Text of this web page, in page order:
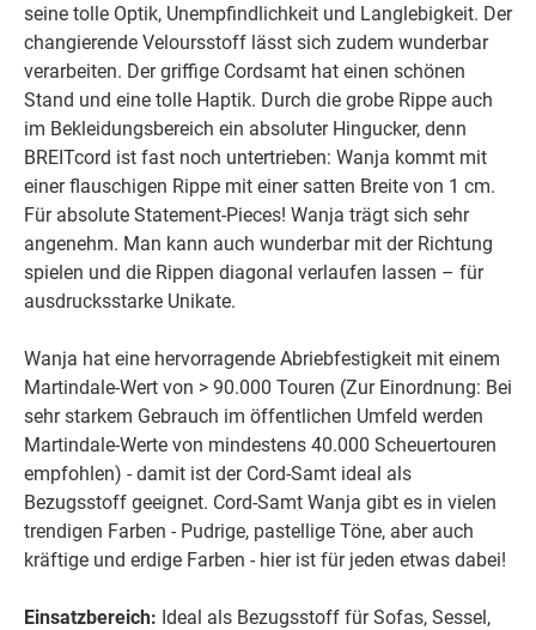
seine tolle Optik, Unempfindlichkeit und Langlebigkeit. Der
changierende Veloursstoff lässt sich zudem wunderbar
verarbeiten. Der griffige Cordsamt hat einen schönen
Stand und eine tolle Haptik. Durch die grobe Rippe auch
im Bekleidungsbereich ein absoluter Hingucker, denn
BREITcord ist fast noch untertrieben: Wanja kommt mit
einer flauschigen Rippe mit einer satten Breite von 1 cm.
Für absolute Statement-Pieces! Wanja trägt sich sehr
angenehm. Man kann auch wunderbar mit der Richtung
spielen und die Rippen diagonal verlaufen lassen – für
ausdrucksstarke Unikate.
Wanja hat eine hervorragende Abriebfestigkeit mit einem
Martindale-Wert von > 90.000 Touren (Zur Einordnung: Bei
sehr starkem Gebrauch im öffentlichen Umfeld werden
Martindale-Werte von mindestens 40.000 Scheuertouren
empfohlen) - damit ist der Cord-Samt ideal als
Bezugsstoff geeignet. Cord-Samt Wanja gibt es in vielen
trendigen Farben - Pudrige, pastellige Töne, aber auch
kräftige und erdige Farben - hier ist für jeden etwas dabei!
Einsatzbereich: Ideal als Bezugsstoff für Sofas, Sessel,